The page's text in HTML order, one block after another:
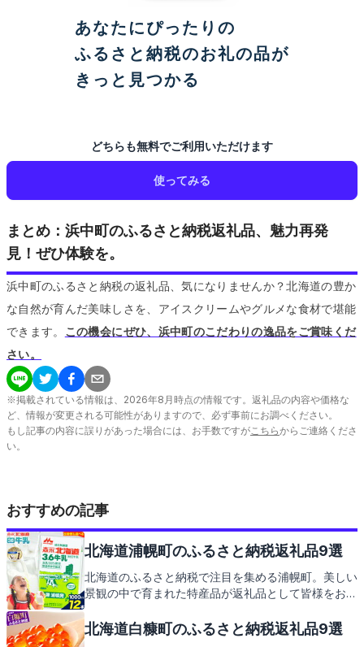
あなたにぴったりの
ふるさと納税のお礼の品が
きっと見つかる
どちらも無料でご利用いただけます
使ってみる
まとめ：浜中町のふるさと納税返礼品、魅力再発
見！ぜひ体験を。
浜中町のふるさと納税の返礼品、気になりませんか？北海道の豊か
な自然が育んだ美味しさを、アイスクリームやグルメな食材で堪能
できます。 この機会にぜひ、浜中町のこだわりの逸品をご賞味くだ
さい。
※掲載されている情報は、 2026年8 月時点の情報です。返礼品の内容や価格な
ど、情報が変更される可能性がありますので、必ず事前にお調べください。
もし記事の内容に誤りがあった場合には、お手数ですがこちらからご連絡くださ
い。
おすすめの記事
北海道浦幌町のふるさと納税返礼品9選
北海道のふるさと納税で注目を集める浦幌町。美しい
景観の中で育まれた特産品が返礼品として皆様をお待
いたします。
北海道白糠町のふるさと納税返礼品9選